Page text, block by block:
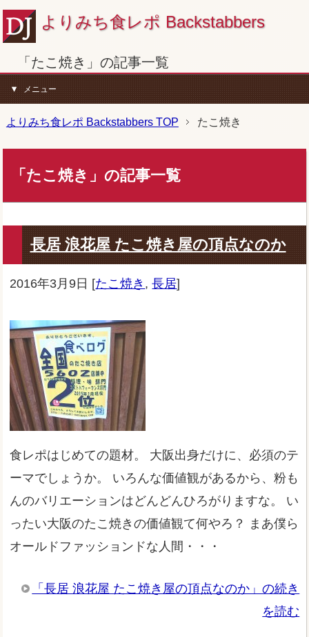
よりみち食レポ Backstabbers
「たこ焼き」の記事一覧
メニュー
よりみち食レポ Backstabbers TOP たこ焼き
「たこ焼き」の記事一覧
長居 浪花屋 たこ焼き屋の頂点なのか
2016年3月9日 [たこ焼き ,長居]
食レポはじめての題材。 大阪出身だけに、必須のテ
ーマでしょうか。 いろんな価値観があるから、粉も
んのバリエーションはどんどんひろがりますな。 い
ったい大阪のたこ焼きの価値観て何やろ？ まあ僕ら
オールドファッションドな人間・・・
「長居 浪花屋 たこ焼き屋の頂点なのか」の続き
を読む